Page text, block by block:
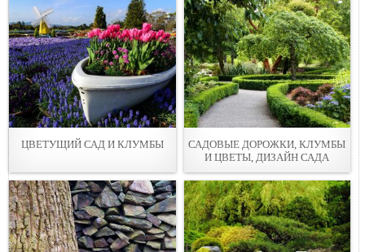
ЦВЕТУЩИЙ САД И КЛУМБЫ
САДОВЫЕ ДОРОЖКИ, КЛУМБЫ
И ЦВЕТЫ, ДИЗАЙН САДА